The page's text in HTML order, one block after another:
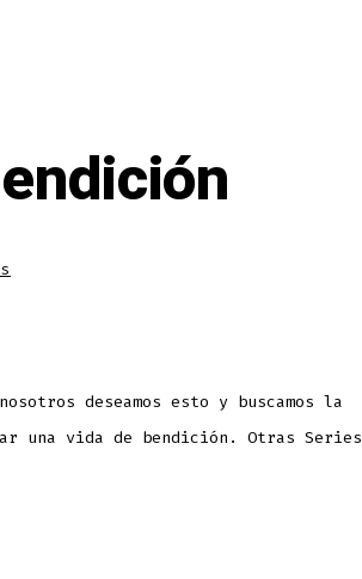
deseamos esto y buscamos la
una vida de bendición. Otras Series